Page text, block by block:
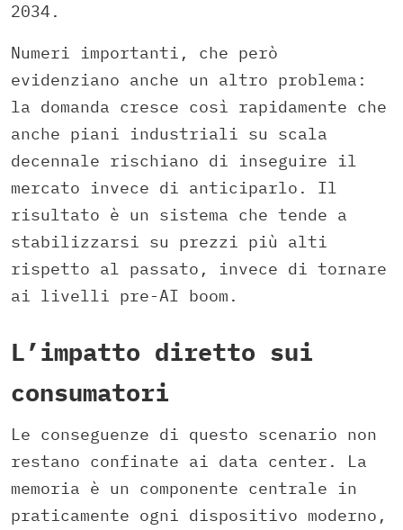
2034.
Numeri importanti, che però
evidenziano anche un altro problema:
la domanda cresce così rapidamente che
anche piani industriali su scala
decennale rischiano di inseguire il
mercato invece di anticiparlo. Il
risultato è un sistema che tende a
stabilizzarsi su prezzi più alti
rispetto al passato, invece di tornare
ai livelli pre-AI boom.
L’impatto diretto sui
consumatori
Le conseguenze di questo scenario non
restano confinate ai data center. La
memoria è un componente centrale in
praticamente ogni dispositivo moderno,